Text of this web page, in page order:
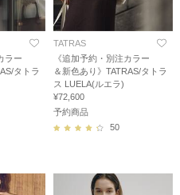
ラー
タトラ
TATRAS
《追加予約・別注カラー
＆新色あり》TATRAS/タトラ
ス LUELA(ルエラ)
¥72,600
予約商品
50